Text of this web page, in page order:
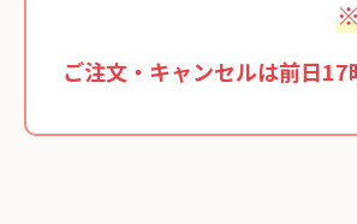
ご注文・キャンセルは前日17